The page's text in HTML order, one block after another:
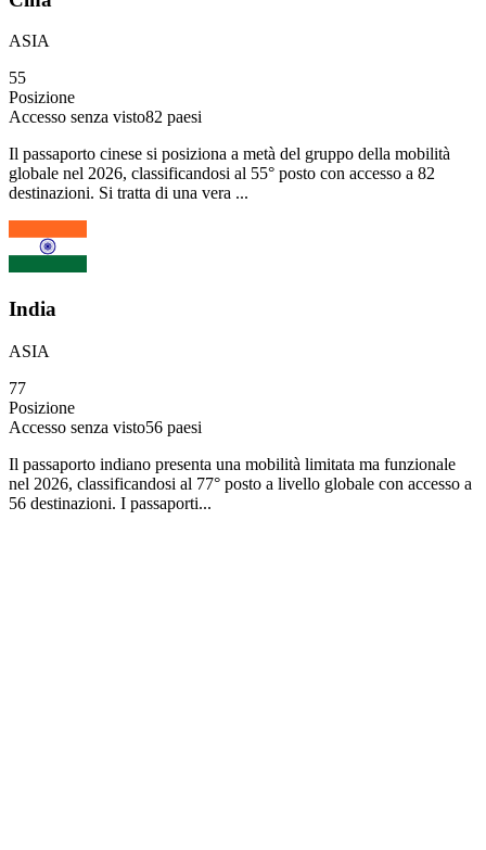
ASIA
55
Posizione
Accesso senza visto82 paesi
Il passaporto cinese si posiziona a metà del gruppo della mobilità
globale nel 2026, classificandosi al 55° posto con accesso a 82
destinazioni. Si tratta di una vera ...
India
ASIA
77
Posizione
Accesso senza visto56 paesi
Il passaporto indiano presenta una mobilità limitata ma funzionale
nel 2026, classificandosi al 77° posto a livello globale con accesso a
56 destinazioni. I passaporti...